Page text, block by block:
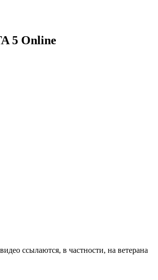
5 Online
ссылаются, в частности, на ветерана